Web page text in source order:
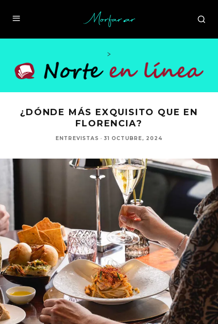
>
¿DÓNDE MÁS EXQUISITO QUE EN
FLORENCIA?
ENTREVISTAS · 31 OCTUBRE, 2024